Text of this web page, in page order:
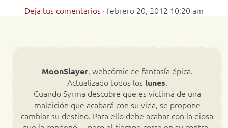
Deja tus comentarios · febrero 20, 2012 10:20 am
MoonSlayer, webcómic de fantasía épica.
Actualizado todos los lunes.
Cuando Syrma descubre que es víctima de una
maldición que acabará con su vida, se propone
cambiar su destino. Para ello debe acabar con la diosa